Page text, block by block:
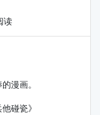
读
漫画。
碰瓷》